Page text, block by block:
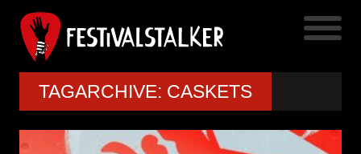
TAGARCHIVE: CASKETS